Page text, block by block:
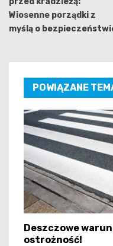
Wiosenne porządki z
myślą o
POWIĄZANE
Deszczowe
ostrożność!